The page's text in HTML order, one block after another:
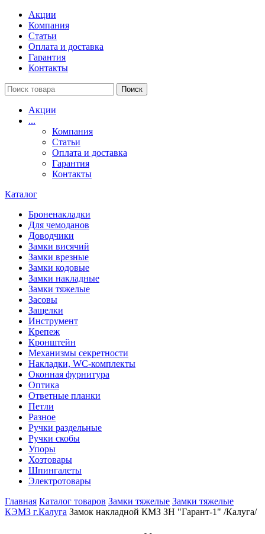
Акции
Компания
Статьи
Оплата и доставка
Гарантия
Контакты
Поиск
Акции
...
Компания
Статьи
Оплата и доставка
Гарантия
Контакты
Каталог
Броненакладки
Для чемоданов
Доводчики
Замки висячий
Замки врезные
Замки кодовые
Замки накладные
Замки тяжелые
Засовы
Защелки
Инструмент
Крепеж
Кронштейн
Механизмы секретности
Накладки, WC-комплекты
Оконная фурнитура
Оптика
Ответные планки
Петли
Разное
Ручки раздельные
Ручки скобы
Упоры
Хозтовары
Шпингалеты
Электротовары
Главная Каталог товаров Замки тяжелые Замки тяжелые
КЭМЗ г.Калуга Замок накладной КМЗ ЗН "Гарант-1" /Калуга/